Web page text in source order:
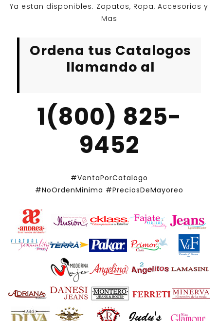
Ya estan disponibles. Zapatos, Ropa, Accesorios y
Mas
Ordena tus Catalogos
llamando al
1(800) 825-
9452
#VentaPorCatalogo
#NoOrdenMinima #PreciosDeMayoreo